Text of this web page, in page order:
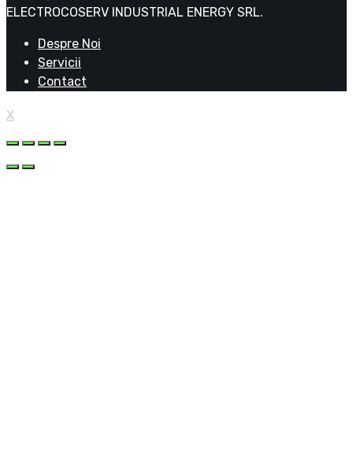
ELECTROCOSERV INDUSTRIAL ENERGY SRL.
Despre Noi
Servicii
Contact
X